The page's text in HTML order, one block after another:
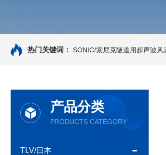
热门关键词： SONIC/索尼克隧道用超声波风
产品分类
PRODUCTS CATEGORY
TLV/日本